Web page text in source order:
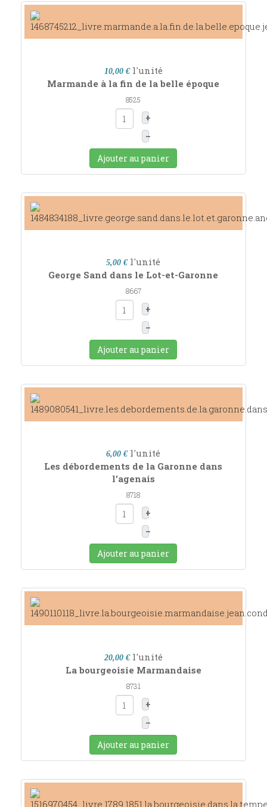
10,00 € l'unité
Marmande à la fin de la belle époque
8525
+
–
Ajouter au panier
5,00 € l'unité
George Sand dans le Lot-et-Garonne
8667
+
–
Ajouter au panier
6,00 € l'unité
Les débordements de la Garonne dans
l'agenais
8718
+
–
Ajouter au panier
20,00 € l'unité
La bourgeoisie Marmandaise
8731
+
–
Ajouter au panier